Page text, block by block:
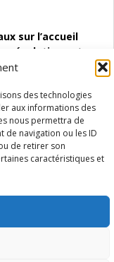
des technologies
aux informations des
nous permettra de
de navigation ou les ID
de retirer son
caractéristiques et
sur l’accueil
évolutions et
(SAACE)